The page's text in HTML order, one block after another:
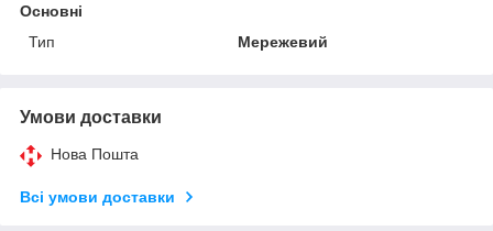
Основні
Тип
Мережевий
Умови доставки
Нова Пошта
Всі умови доставки